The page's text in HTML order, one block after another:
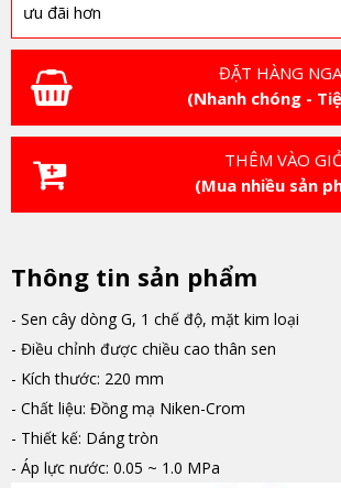
ưu đãi hơn
ĐẶT HÀNG
(Nhanh chóng -
THÊM VÀO
(Mua nhiều sản
Thông tin sản phẩm
- Sen cây dòng G, 1 chế độ, mặt kim loại
- Điều chỉnh được chiều cao thân sen
- Kích thước: 220 mm
- Chất liệu: Đồng mạ Niken-Crom
- Thiết kế: Dáng tròn
- Áp lực nước: 0.05 ~ 1.0 MPa